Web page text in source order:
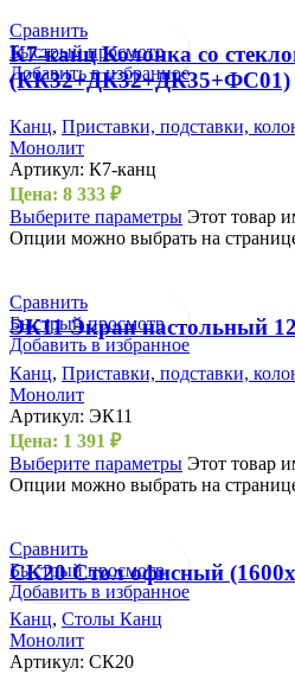
Сравнить
Быстрый просмотр
Добавить в избранное
К7-канц Колонка со
(КК32+ДК32+ДК35+ФС01)
Канц, Приставки, подставки,
Монолит
Артикул: К7-канц
Цена: 8 333 ₽
Выберите параметры Этот товар
Опции можно выбрать на
Сравнить
Быстрый просмотр
Добавить в избранное
ЭК11 Экран настольный
Канц, Приставки, подставки,
Монолит
Артикул: ЭК11
Цена: 1 391 ₽
Выберите параметры Этот товар
Опции можно выбрать на
Сравнить
Быстрый просмотр
Добавить в избранное
СК20 Стол офисный
Канц, Столы Канц
Монолит
Артикул: СК20